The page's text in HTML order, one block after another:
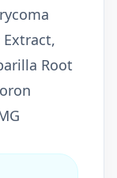
Root